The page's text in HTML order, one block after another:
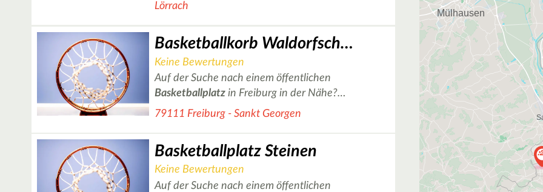
Lörrach
Basketballkorb Waldorfschule in Freiburg
Keine Bewertungen
Auf der Suche nach einem öffentlichen
Basketballplatz in Freiburg in der Nähe?…
79111 Freiburg - Sankt Georgen
Basketballplatz Steinen
Keine Bewertungen
Auf der Suche nach einem öffentlichen